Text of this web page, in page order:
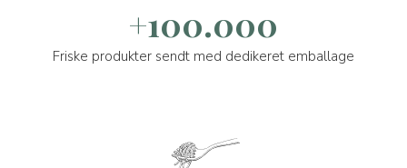
+100.000
Friske produkter sendt med dedikeret emballage